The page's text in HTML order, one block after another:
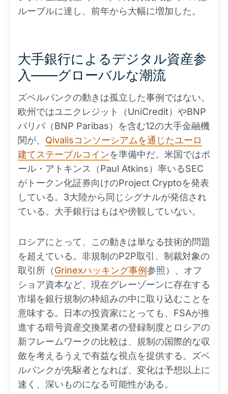
ルーブルに達し、前年から大幅に増加した。
大手銀行によるデジタル資産参
入——グローバルな潮流
ズベルバンクの動きは孤立した事例ではない。
欧州ではユニクレジット（UniCredit）やBNP
パリバ（BNP Paribas）を含む12の大手金融機
関が、 Qivalisコンソーシアムを通じたユーロ
建てステーブルコインを準備中だ。米国ではポ
ール・アトキンス（Paul Atkins）率いるSEC
がトークン化証券向けのProject Cryptoを発表
している。3大陸から同じシグナルが発信され
ている。大手銀行はもはや傍観していない。
ロシアにとって、この動きは単なる技術的問題
を超えている。非規制のP2P取引、制裁対象の
取引所（Grinexハッキング事例参照）、オフ
ショア資本など、現在グレーゾーンに存在する
市場を銀行規制の枠組みの中に取り込むことを
意味する。日本の投資家にとっても、FSAが推
進する暗号資産交換業者の登録制度とロシアの
新フレームワークの比較は、規制の国際的な収
斂を考えるうえで有益な視点を提供する。ズベ
ルバンクが先駆者となれば、変化は予想以上に
速く、深いものになる可能性がある。